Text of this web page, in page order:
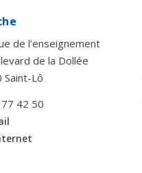
de l’enseignement
de la Dollée
Saint-Lô
42 50